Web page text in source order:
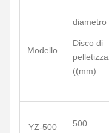
Modello
diametro
Disco di
((mm)
YZ-500 500